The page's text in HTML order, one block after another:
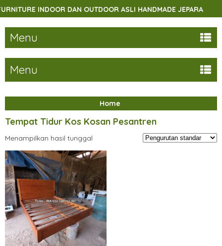
INDOOR DAN OUTDOOR ASLI HANDMADE JEPARA
Menu
Menu
Home
Tempat Tidur Kos Kosan Pesantren
Menampilkan hasil tunggal